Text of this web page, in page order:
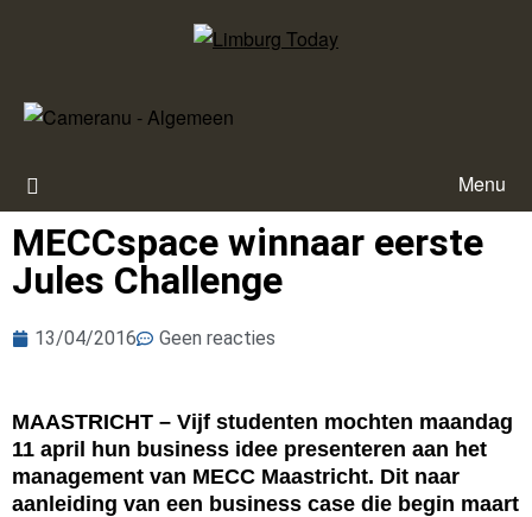
Menu
MECCspace winnaar eerste
Jules Challenge
13/04/2016 Geen reacties
MAASTRICHT – Vijf studenten mochten maandag
11 april hun business idee presenteren aan het
management van MECC Maastricht. Dit naar
aanleiding van een business case die begin maart